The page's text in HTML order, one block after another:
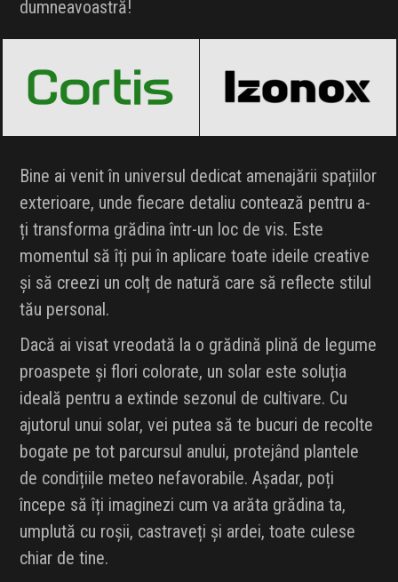
dumneavoastră!
Bine ai venit în universul dedicat amenajării spațiilor
exterioare, unde fiecare detaliu contează pentru a-
ți transforma grădina într-un loc de vis. Este
momentul să îți pui în aplicare toate ideile creative
și să creezi un colț de natură care să reflecte stilul
tău personal.
Dacă ai visat vreodată la o grădină plină de legume
proaspete și flori colorate, un solar este soluția
ideală pentru a extinde sezonul de cultivare. Cu
ajutorul unui solar, vei putea să te bucuri de recolte
bogate pe tot parcursul anului, protejând plantele
de condițiile meteo nefavorabile. Așadar, poți
începe să îți imaginezi cum va arăta grădina ta,
umplută cu roșii, castraveți și ardei, toate culese
chiar de tine.